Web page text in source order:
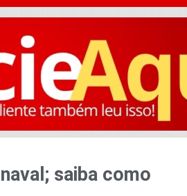
saiba como